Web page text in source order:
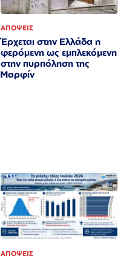
ΑΠΟΨΕΙΣ
Έρχεται στην Ελλάδα η
φερόμενη ως εμπλεκόμενη
στην πυρπόληση της
Μαρφίν
ΑΠΟΨΕΙΣ